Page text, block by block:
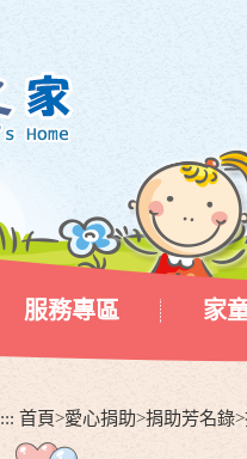
服務專區 家
::: 首頁>愛心捐助>捐助芳名錄>